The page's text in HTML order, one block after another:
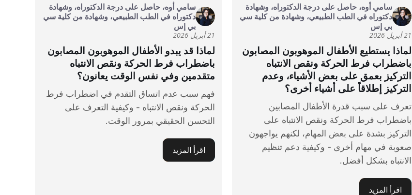
سامي أوه، حاصل على درجة الدكتوراه، وشهادة
دكتوراه في الطب الطبيعي، وشهادة من كلية سي
بي إس
21 أبريل 2026
لماذا يستطيع الأطفال الموهوبون المصابون
باضطراب فرط الحركة ونقص الانتباه
التركيز بعمق على بعض الأشياء، وعدم
التركيز إطلاقاً على أشياء أخرى؟
تعرف على سبب قدرة الأطفال المصابين
باضطراب فرط الحركة ونقص الانتباه على
التركيز بشدة على بعض المهام، لكنهم يواجهون
صعوبة في مهام أخرى - وكيفية دعم تنظيم
الانتباه بشكل أفضل.
اقرأ المزيد
سامي أوه، حاصل على درجة الدكتوراه، وشهادة
دكتوراه في الطب الطبيعي، وشهادة من كلية سي
بي إس
21 أبريل 2026
لماذا قد يبدو الأطفال الموهوبون المصابون
باضطراب فرط الحركة ونقص الانتباه
متقدمين وفي نفس الوقت يعانون؟
فهم سبب عدم اتساق التقدم في اضطراب فرط
الحركة ونقص الانتباه - وكيفية التعرف على
التحسن الحقيقي بمرور الوقت.
اقرأ المزيد